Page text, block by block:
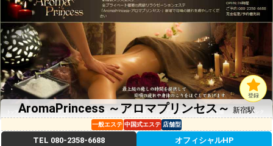
AromaPrincess ～アロマプリンセス～新宿駅
登録
一般エステ 中国式エステ 店舗型
TEL 080-2358-6688 オフィシャルHP